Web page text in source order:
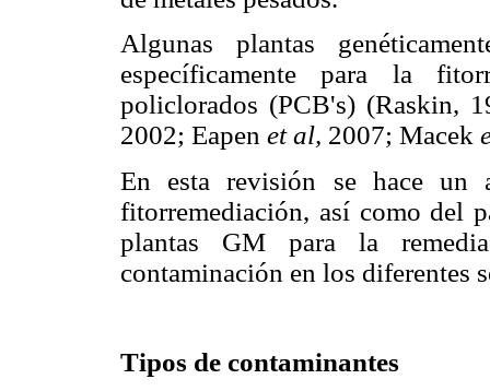
Algunas plantas
específicamente para la
policlorados (PCB's) (Raskin,
2002; Eapen et al, 2007; Macek
En esta revisión se hace un
fitorremediación, así como del
plantas GM para la
contaminación en los diferentes
Tipos de contaminantes